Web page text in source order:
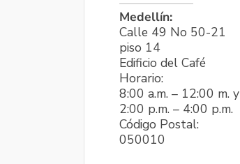
Medellín:
Calle 49 No 50-21
piso 14
Edificio del Café
Horario:
8:00 a.m. – 12:00 m. y
2:00 p.m. – 4:00 p.m.
Código Postal:
050010